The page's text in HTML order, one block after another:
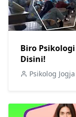
Biro
Disini!
Psikolog Jogja